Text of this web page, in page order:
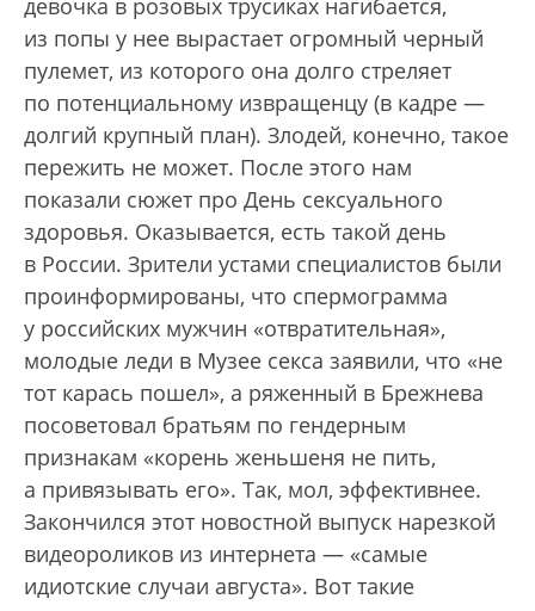
девочка в розовых трусиках нагибается,
из попы у нее вырастает огромный черный
пулемет, из которого она долго стреляет
по потенциальному извращенцу (в кадре —
долгий крупный план). Злодей, конечно, такое
пережить не может. После этого нам
показали сюжет про День сексуального
здоровья. Оказывается, есть такой день
в России. Зрители устами специалистов были
проинформированы, что спермограмма
у российских мужчин «отвратительная»,
молодые леди в Музее секса заявили, что «не
тот карась пошел», а ряженный в Брежнева
посоветовал братьям по гендерным
признакам «корень женьшеня не пить,
а привязывать его». Так, мол, эффективнее.
Закончился этот новостной выпуск нарезкой
видеороликов из интернета — «самые
идиотские случаи августа». Вот такие